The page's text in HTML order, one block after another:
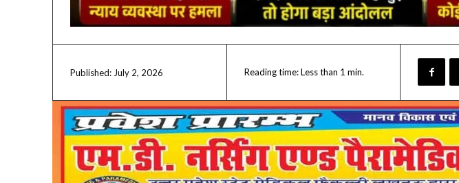
Published: July 2, 2026 Reading time:Less than 1 min.